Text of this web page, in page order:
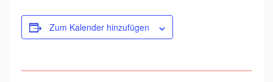
Zum Kalender hinzufügen